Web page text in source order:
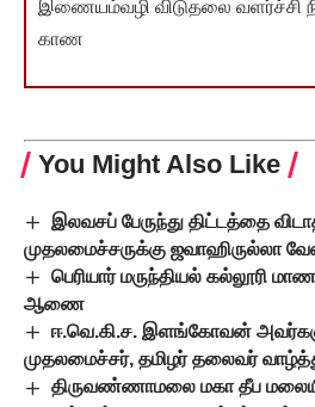
இணையம்வழி விடுதலை வளர்ச்சி
காண
You Might Also Like
இலவசப் பேருந்து திட்டத்தை
முதலமைச்சருக்கு ஜவாஹிருல்லா
பெரியார் மருந்தியல் கல்லூரி
ஆணை
ஈ.வெ.கி.ச. இளங்கோவன்
முதலமைச்சர், தமிழர் தலைவர்
திருவண்ணாமலை மகா தீப